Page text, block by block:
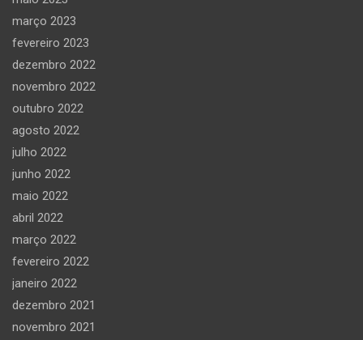
março 2023
fevereiro 2023
dezembro 2022
novembro 2022
outubro 2022
agosto 2022
julho 2022
junho 2022
maio 2022
abril 2022
março 2022
fevereiro 2022
janeiro 2022
dezembro 2021
novembro 2021